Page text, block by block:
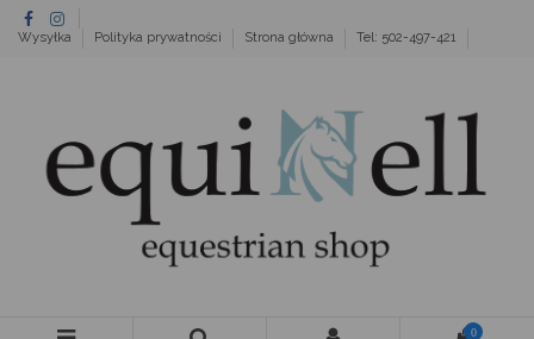
Wysyłka Polityka prywatności Strona główna Tel: 502-497-421
0